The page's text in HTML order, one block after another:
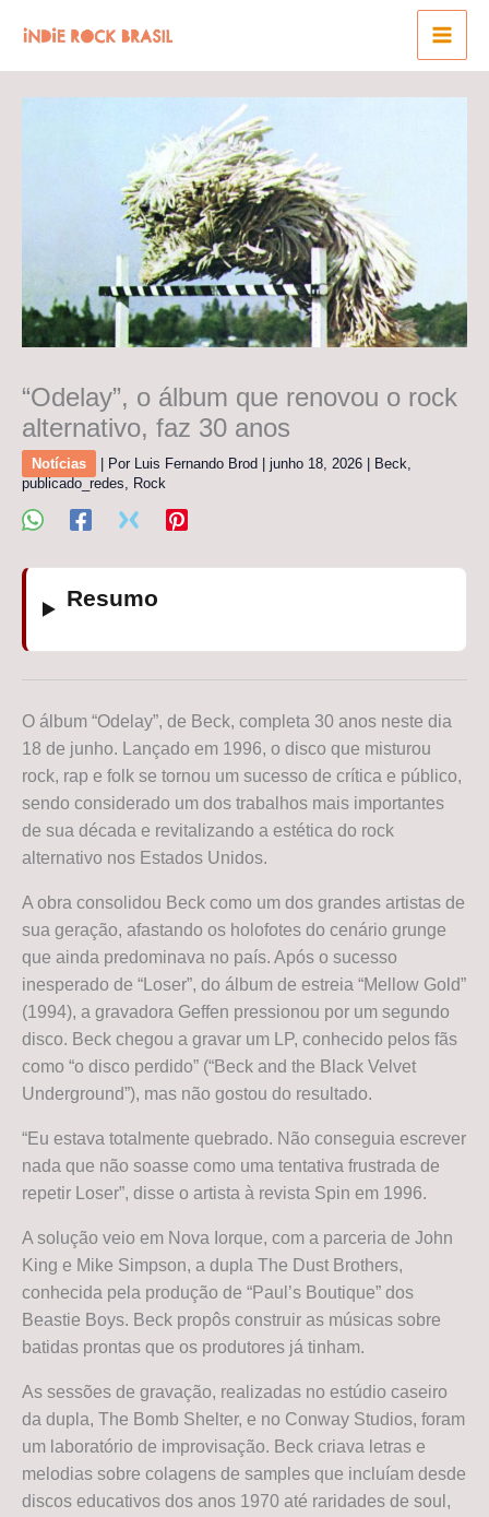
para
o
conteúdo
“Odelay”, o álbum que renovou o rock
alternativo, faz 30 anos
Notícias | Por Luis Fernando Brod junho 18, 2026 Beck,
publicado_redes, Rock
Resumo
O álbum “Odelay”, de Beck, completa 30 anos neste dia
18 de junho. Lançado em 1996, o disco que misturou
rock, rap e folk se tornou um sucesso de crítica e público,
sendo considerado um dos trabalhos mais importantes
de sua década e revitalizando a estética do rock
alternativo nos Estados Unidos.
A obra consolidou Beck como um dos grandes artistas de
sua geração, afastando os holofotes do cenário grunge
que ainda predominava no país. Após o sucesso
inesperado de “Loser”, do álbum de estreia “Mellow Gold”
(1994), a gravadora Geffen pressionou por um segundo
disco. Beck chegou a gravar um LP, conhecido pelos fãs
como “o disco perdido” (“Beck and the Black Velvet
Underground”), mas não gostou do resultado.
“Eu estava totalmente quebrado. Não conseguia escrever
nada que não soasse como uma tentativa frustrada de
repetir Loser”, disse o artista à revista Spin em 1996.
A solução veio em Nova Iorque, com a parceria de John
King e Mike Simpson, a dupla The Dust Brothers,
conhecida pela produção de “Paul’s Boutique” dos
Beastie Boys. Beck propôs construir as músicas sobre
batidas prontas que os produtores já tinham.
As sessões de gravação, realizadas no estúdio caseiro
da dupla, The Bomb Shelter, e no Conway Studios, foram
um laboratório de improvisação. Beck criava letras e
melodias sobre colagens de samples que incluíam desde
discos educativos dos anos 1970 até raridades de soul,